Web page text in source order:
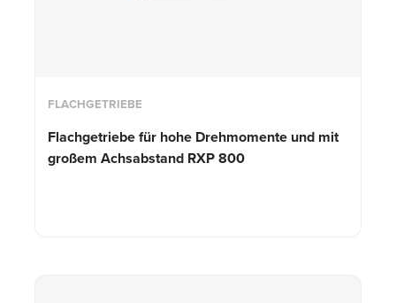
FLACHGETRIEBE
Flachgetriebe für hohe Drehmomente und mit
großem Achsabstand RXP 800